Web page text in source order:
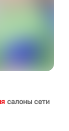
салоны сети